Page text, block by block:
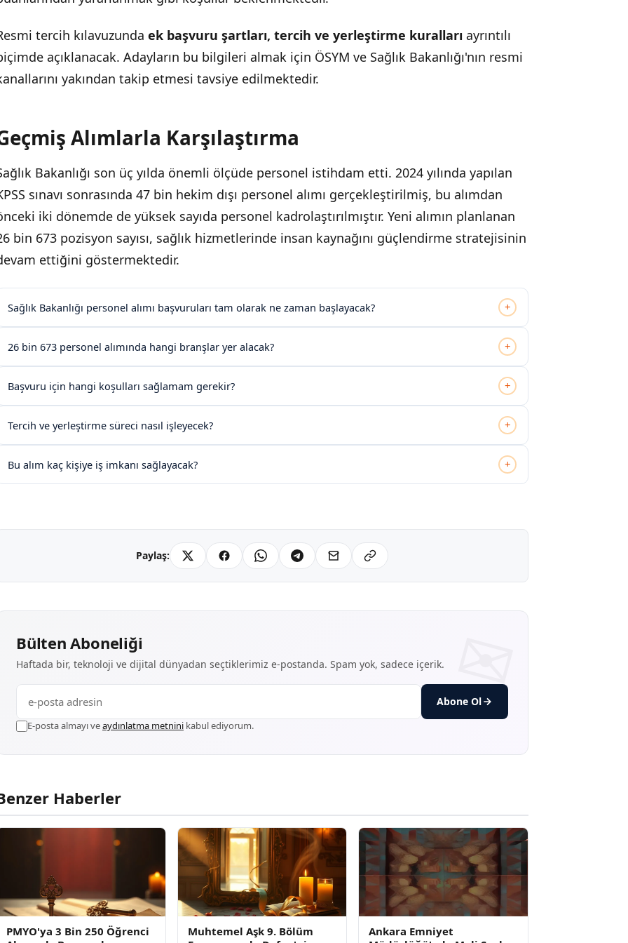
tercih kılavuzunda ek başvuru şartları, tercih ve yerleştirme kuralları ayrıntılı
açıklanacak. Adayların bu bilgileri almak için ÖSYM ve Sağlık Bakanlığı'nın resmi
yakından takip etmesi tavsiye edilmektedir.
Alımlarla Karşılaştırma
Bakanlığı son üç yılda önemli ölçüde personel istihdam etti. 2024 yılında yapılan
sınavı sonrasında 47 bin hekim dışı personel alımı gerçekleştirilmiş, bu alımdan
iki dönemde de yüksek sayıda personel kadrolaştırılmıştır. Yeni alımın planlanan
bin 673 pozisyon sayısı, sağlık hizmetlerinde insan kaynağını güçlendirme stratejisinin
ettiğini göstermektedir.
Sağlık Bakanlığı personel alımı başvuruları tam olarak ne zaman başlayacak? +
26 bin 673 personel alımında hangi branşlar yer alacak? +
Başvuru için hangi koşulları sağlamam gerekir? +
Tercih ve yerleştirme süreci nasıl işleyecek? +
Bu alım kaç kişiye iş imkanı sağlayacak? +
Paylaş:
Bülten Aboneliği
Haftada bir, teknoloji ve dijital dünyadan seçtiklerimiz e-postanda. Spam yok, sadece içerik.
Abone Ol
E-posta almayı veaydınlatma metnini kabul ediyorum.
Haberler
PMYO'ya 3 Bin 250 Öğrenci
Muhtemel Aşk 9. Bölüm
Ankara Emniyet